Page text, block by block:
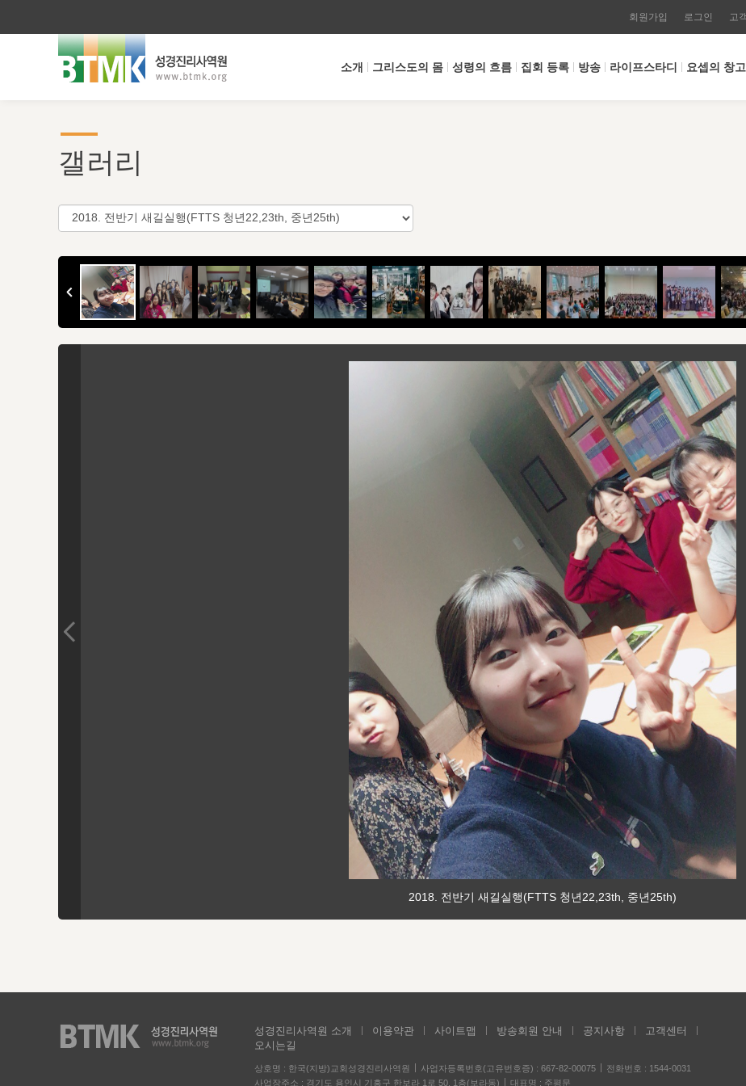
회원가입 로그인 고
소개 그리스도의 몸 성령의 흐름 집회 등록 방송 라이프스타디 요셉의 창고
갤러리
2018. 전반기 새길실행(FTTS 청년22,23th, 중년25th)
성경진리사역원 소개 이용약관 사이트맵 방송회원 안내 공지사항
고객센터
오시는길
상호명 : 한국(지방)교회성경진리사역원 사업자등록번호(고유번호증) : 667-82-00075
전화번호 : 1544-0031
사업장주소 : 경기도 용인시 기흥구 한보라 1로 50, 1층(보라동)
대표명 : 주평문